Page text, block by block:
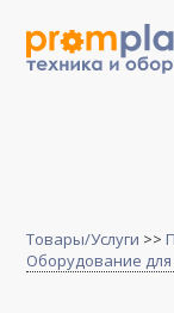
Товары/Услуги >>
Оборудование для